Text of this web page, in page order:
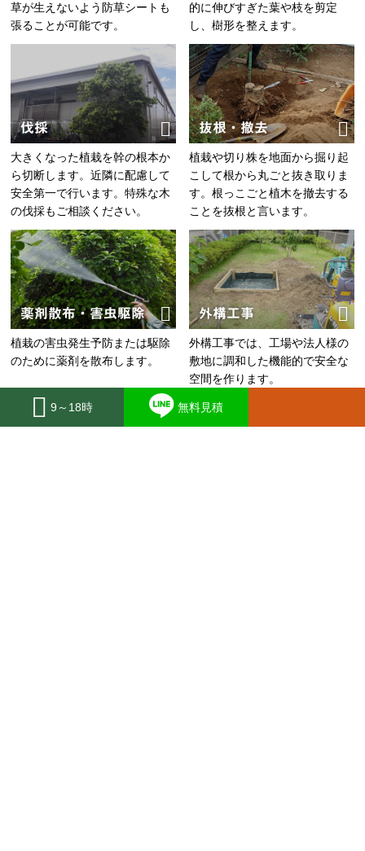
草が生えないよう防草シートも
張ることが可能です。
的に伸びすぎた葉や枝を剪定
し、樹形を整えます。
伐採
大きくなった植栽を幹の根本か
ら切断します。近隣に配慮して
安全第一で行います。特殊な木
の伐採もご相談ください。
抜根・撤去
植栽や切り株を地面から掘り起
こして根から丸ごと抜き取りま
す。根っこごと植木を撤去する
ことを抜根と言います。
薬剤散布・害虫駆除
植栽の害虫発生予防または駆除
のために薬剤を散布します。
外構工事
外構工事では、工場や法人様の
敷地に調和した機能的で安全な
空間を作ります。
9～18時 無料見積